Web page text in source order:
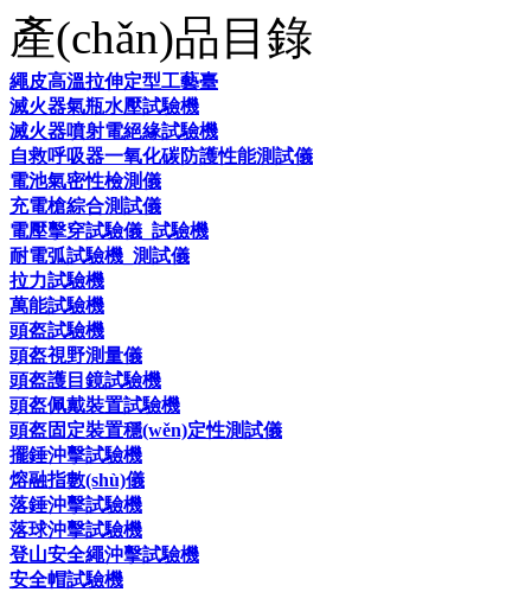
產(chǎn)品目錄
繩皮高溫拉伸定型工藝臺
滅火器氣瓶水壓試驗機
滅火器噴射電絕緣試驗機
自救呼吸器一氧化碳防護性能測試儀
電池氣密性檢測儀
充電槍綜合測試儀
電壓擊穿試驗儀_試驗機
耐電弧試驗機_測試儀
拉力試驗機
萬能試驗機
頭盔試驗機
頭盔視野測量儀
頭盔護目鏡試驗機
頭盔佩戴裝置試驗機
頭盔固定裝置穩(wěn)定性測試儀
擺錘沖擊試驗機
熔融指數(shù)儀
落錘沖擊試驗機
落球沖擊試驗機
登山安全繩沖擊試驗機
安全帽試驗機